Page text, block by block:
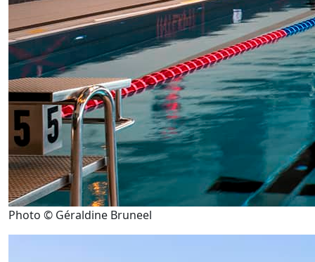
Photo © Géraldine Bruneel